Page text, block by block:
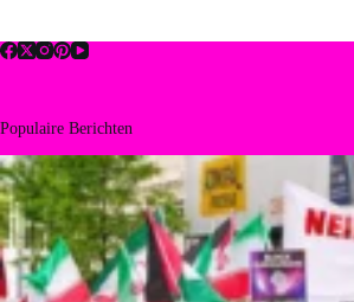
Populaire Berichten